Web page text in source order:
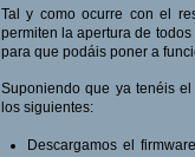
Tal y como ocurre con el
permiten la apertura de
para que podáis poner a
Suponiendo que ya tenéis
los siguientes:
Descargamos el